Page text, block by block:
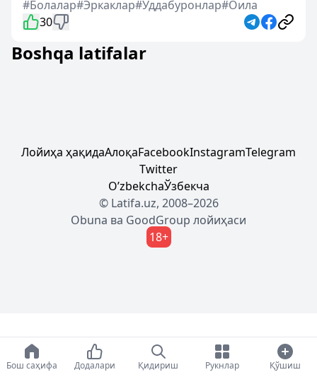
#Болалар#Эркаклар#Уддабуронлар#Оила
30
Boshqa latifalar
Лойиҳа ҳақидаАлоқаFacebookInstagramTelegram
Twitter
OʼzbekchaЎзбекча
© Latifa.uz, 2008–2026
Obuna ва GoodGroup лойиҳаси
18+
Бош саҳифа Додалари Қидириш Рукнлар Қўшиш